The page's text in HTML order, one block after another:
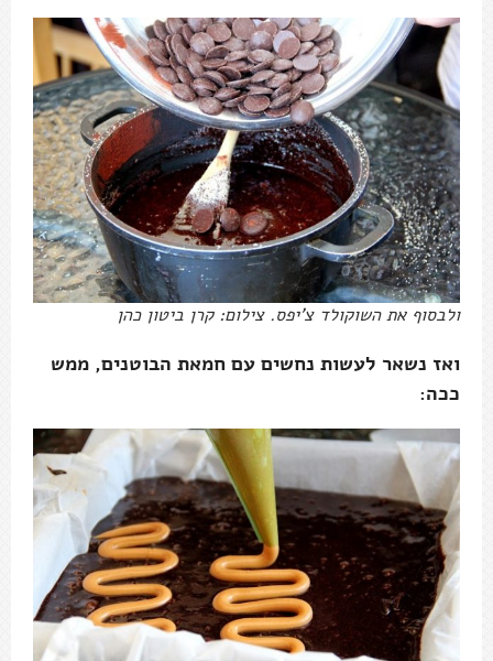
ולבסוף את השוקולד צ'יפס. צילום: קרן ביטון כהן
ואז נשאר לעשות נחשים עם חמאת הבוטנים, ממש
ככה: